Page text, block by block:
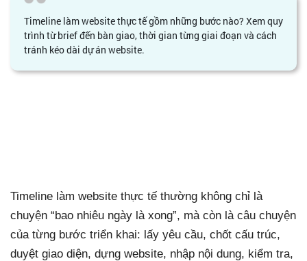
Timeline làm website thực tế gồm những bước nào? Xem quy
trình từ brief đến bàn giao, thời gian từng giai đoạn và cách
tránh kéo dài dự án website.
Timeline làm website thực tế thường không chỉ là
chuyện “bao nhiêu ngày là xong”, mà còn là câu chuyện
của từng bước triển khai: lấy yêu cầu, chốt cấu trúc,
duyệt giao diện, dựng website, nhập nội dung, kiểm tra,